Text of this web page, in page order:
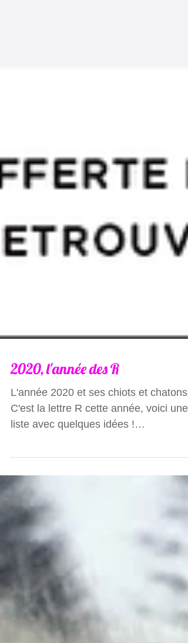
2020, l'année des R
L'année 2020 et ses chiots et chatons !
C'est la lettre R cette année, voici une
Evidemment, l'adoption d'un...